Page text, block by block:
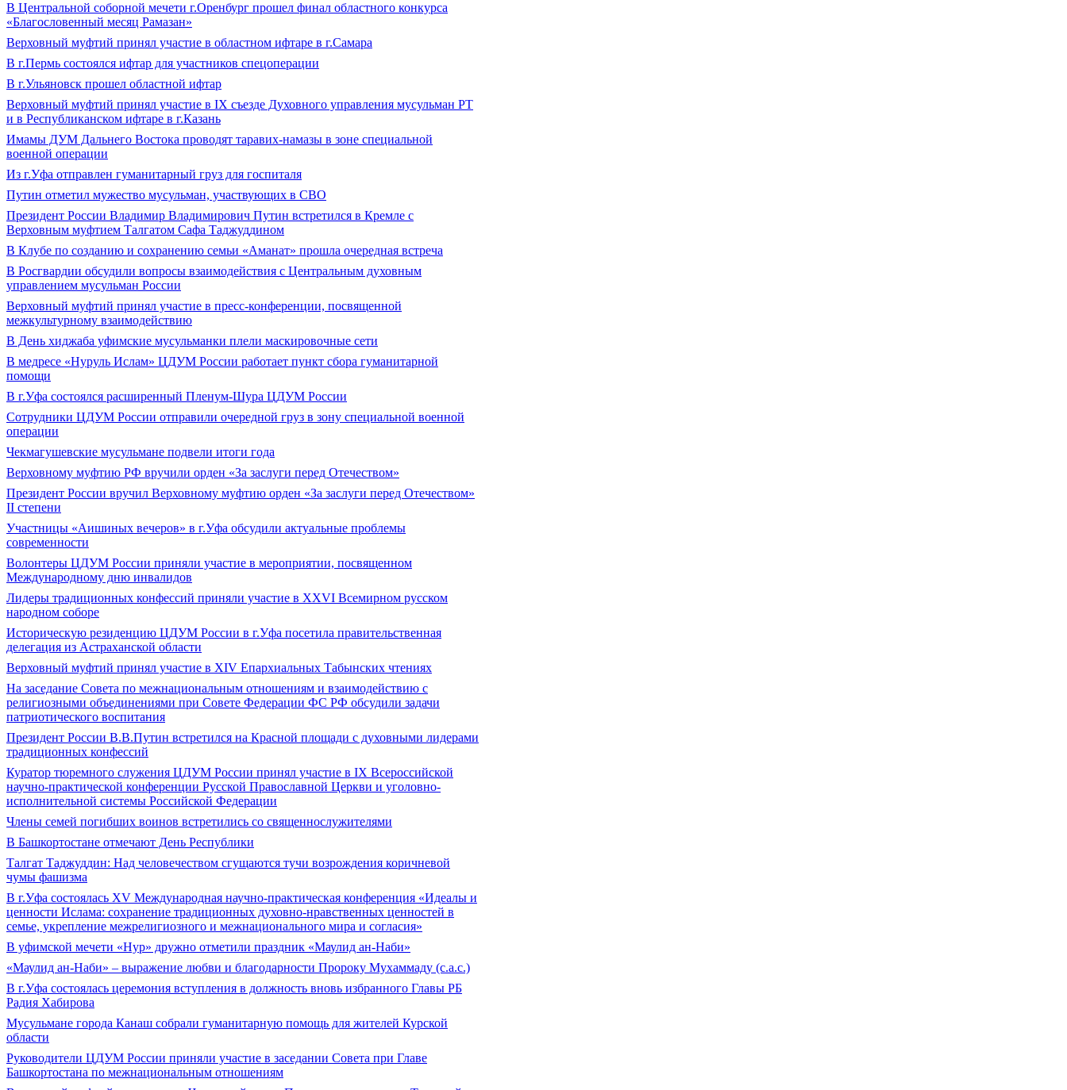
В Центральной соборной мечети г.Оренбург прошел финал областного конкурса
«Благословенный месяц Рамазан»
Верховный муфтий принял участие в областном ифтаре в г.Самара
В г.Пермь состоялся ифтар для участников спецоперации
В г.Ульяновск прошел областной ифтар
Верховный муфтий принял участие в IХ съезде Духовного управления мусульман РТ
и в Республиканском ифтаре в г.Казань
Имамы ДУМ Дальнего Востока проводят таравих-намазы в зоне специальной
военной операции
Из г.Уфа отправлен гуманитарный груз для госпиталя
Путин отметил мужество мусульман, участвующих в СВО
Президент России Владимир Владимирович Путин встретился в Кремле с
Верховным муфтием Талгатом Сафа Таджуддином
В Клубе по созданию и сохранению семьи «Аманат» прошла очередная встреча
В Росгвардии обсудили вопросы взаимодействия с Центральным духовным
управлением мусульман России
Верховный муфтий принял участие в пресс-конференции, посвященной
межкультурному взаимодействию
В День хиджаба уфимские мусульманки плели маскировочные сети
В медресе «Нуруль Ислам» ЦДУМ России работает пункт сбора гуманитарной
помощи
В г.Уфа состоялся расширенный Пленум-Шура ЦДУМ России
Сотрудники ЦДУМ России отправили очередной груз в зону специальной военной
операции
Чекмагушевские мусульмане подвели итоги года
Верховному муфтию РФ вручили орден «За заслуги перед Отечеством»
Президент России вручил Верховному муфтию орден «За заслуги перед Отечеством»
II степени
Участницы «Аишиных вечеров» в г.Уфа обсудили актуальные проблемы
современности
Волонтеры ЦДУМ России приняли участие в мероприятии, посвященном
Международному дню инвалидов
Лидеры традиционных конфессий приняли участие в XXVI Всемирном русском
народном соборе
Историческую резиденцию ЦДУМ России в г.Уфа посетила правительственная
делегация из Астраханской области
Верховный муфтий принял участие в ХIV Епархиальных Табынских чтениях
На заседание Совета по межнациональным отношениям и взаимодействию с
религиозными объединениями при Совете Федерации ФС РФ обсудили задачи
патриотического воспитания
Президент России В.В.Путин встретился на Красной площади с духовными лидерами
традиционных конфессий
Куратор тюремного служения ЦДУМ России принял участие в IX Всероссийской
научно-практической конференции Русской Православной Церкви и уголовно-
исполнительной системы Российской Федерации
Члены семей погибших воинов встретились со священнослужителями
В Башкортостане отмечают День Республики
Талгат Таджуддин: Над человечеством сгущаются тучи возрождения коричневой
чумы фашизма
В г.Уфа состоялась XV Международная научно-практическая конференция «Идеалы и
ценности Ислама: сохранение традиционных духовно-нравственных ценностей в
семье, укрепление межрелигиозного и межнационального мира и согласия»
В уфимской мечети «Нур» дружно отметили праздник «Маулид ан-Наби»
«Маулид ан-Наби» – выражение любви и благодарности Пророку Мухаммаду (с.а.с.)
В г.Уфа состоялась церемония вступления в должность вновь избранного Главы РБ
Радия Хабирова
Мусульмане города Канаш собрали гуманитарную помощь для жителей Курской
области
Руководители ЦДУМ России приняли участие в заседании Совета при Главе
Башкортостана по межнациональным отношениям